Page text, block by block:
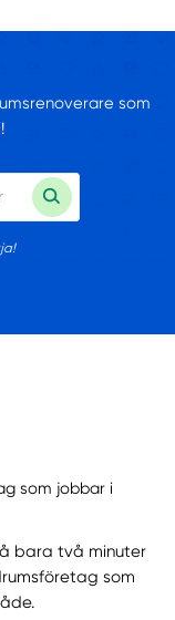
som
som jobbar i
bara två minuter
som